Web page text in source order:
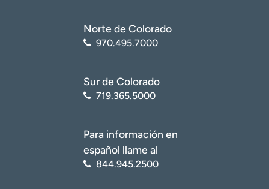
Norte de Colorado
970.495.7000
Sur de Colorado
719.365.5000
Para información en
español llame al
844.945.2500